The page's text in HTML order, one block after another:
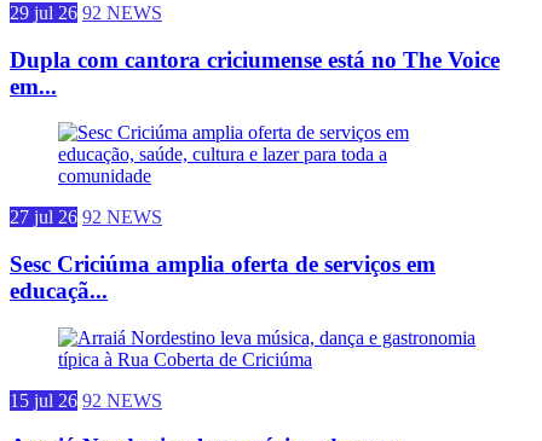
29 jul 26 92 NEWS
Dupla com cantora criciumense está no The Voice
em...
27 jul 26 92 NEWS
Sesc Criciúma amplia oferta de serviços em
educaçã...
15 jul 26 92 NEWS